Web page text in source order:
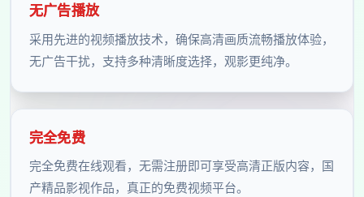
无广告播放
采用先进的视频播放技术，确保高清画质流畅播放体验，
无广告干扰，支持多种清晰度选择，观影更纯净。
完全免费
完全免费在线观看，无需注册即可享受高清正版内容，国
产精品影视作品，真正的免费视频平台。